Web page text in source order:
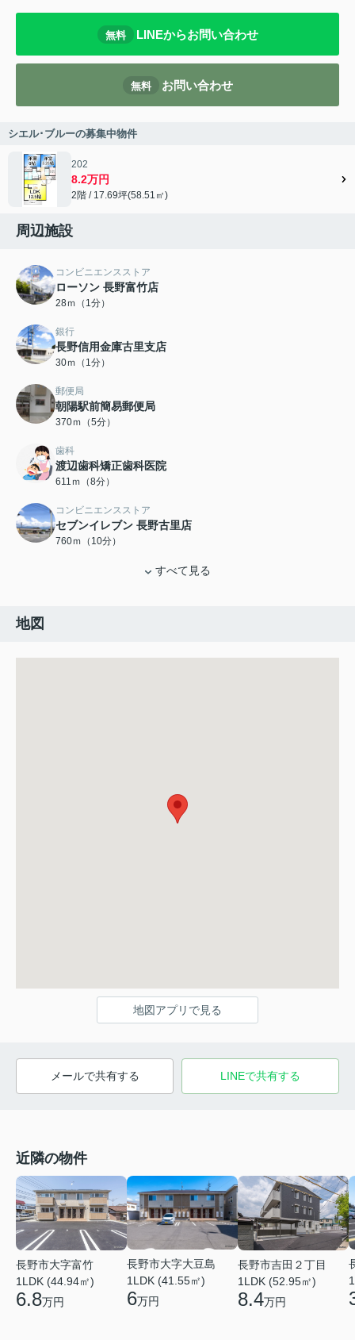
無料 LINEからお問い合わせ
無料 お問い合わせ
シエル･ブルーの募集中物件
202
8.2万円
2階 / 17.69坪(58.51㎡)
周辺施設
コンビニエンスストア
ローソン 長野富竹店
28ｍ（1分）
銀行
長野信用金庫古里支店
30ｍ（1分）
郵便局
朝陽駅前簡易郵便局
370ｍ（5分）
歯科
渡辺歯科矯正歯科医院
611ｍ（8分）
コンビニエンスストア
セブンイレブン 長野古里店
760ｍ（10分）
すべて見る
地図
地図アプリで見る
メールで共有する LINEで共有する
近隣の物件
長野市大字富竹
1LDK (44.94㎡)
6.8万円
長野市大字大豆島
1LDK (41.55㎡)
6万円
長野市吉田２丁目
1LDK (52.95㎡)
8.4万円